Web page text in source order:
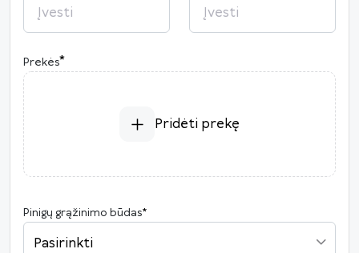
P A T K Pn Š S
3 4 5 6
31 1 2 3 4 5 6
Prekės*
Pridėti prekę
Pinigų grąžinimo būdas*
Pasirinkti